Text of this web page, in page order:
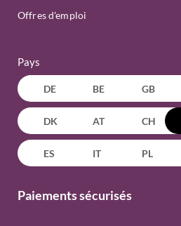
Offres d'emploi
Pays
DE BE GB
DK AT CH
ES IT PL
Paiements sécurisés